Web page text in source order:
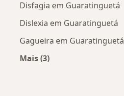
Disfagia em Guaratinguetá
Dislexia em Guaratinguetá
Gagueira em Guaratinguetá
Mais (3)